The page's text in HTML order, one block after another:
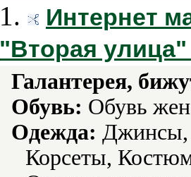
1.
Интернет
"Вторая
Галантерея,
Обувь: Обувь
Одежда: Джинсы,
Корсеты,